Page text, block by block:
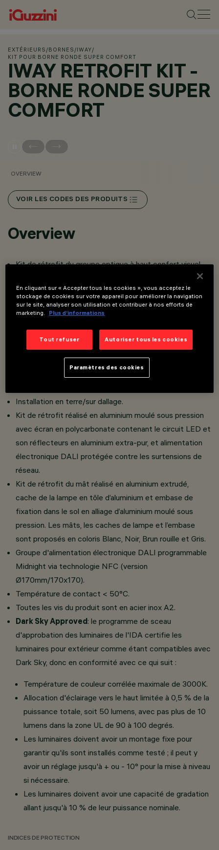
EXTÉRIEURS /BORNES /IWAY/
KIT POUR BORNE RONDE SUPER COMFORT
IWAY RETROFIT KIT -
BORNE RONDE SUPER
COMFORT
OVERVIEW
VOIR LES CODES DES PRODUITS
Overview
Kit de rétrofit du groupe optique à haut confort visuel
prévu pour l’utilisation de sources lumineuses à LED pour
borne iWay ronde aux fins de relamping d’installations
existantes à sources lumineuses à iodures métalliques ou
fluorescence.
Le Kit Rétrofit réduit les coûts d’énergie et d’entretien
de l’ancienne installation à iodures métalliques ou
fluorescence en permettant de réaliser des économies
Installation en terre/sur dallage.
Kit de rétrofit réalisé en aluminium moulé sous pression
avec écran en polycarbonate contenant le circuit LED et
son réflecteurs en aluminium extra-pur, et alimentation
électronique DALI protégée contre les surtensions de
réseau.
Kit de rétrofit du mât réalisé en aluminium extrudé,
cache de la lampe en tôle d’aluminium et embase de
fixation dans le sol en alliage d’aluminium moulé sous
pression. Les mâts, les caches de lampe et l’embase
sont proposés en coloris Blanc, Noir, Brun rouille et Gris.
Groupe d'alimentation électronique DALI programmable
Midnight via technologie NFC (version
Ø170mm/170x170).
Température de contact < 50°C.
Toutes les vis du produit sont en acier inox A2.
Dark Sky Approved: le programme de sceau
d'approbation des luminaires de l'IDA certifie les
luminaires pour extérieur comme étant compatibles avec
Dark Sky, donc en conformité avec ce qui suit :
Température de couleur corrélée maximale de 3000K.
Allocation d'éclairage vers le haut limitée à 0,5 % de la
puissance totale, soit 50 lumens, avec pas plus de 10
lumens dans la zone UL de 90 à 100 degrés.
Les luminaires doivent avoir un montage fixe pour
garantir qu'ils sont installés comme testé ; il peut y
avoir un réglage jusqu'à + ou - 10° pour la mise à niveau
si nécessaire.
Les luminaires doivent avoir une capacité de gradation
allant jusqu'à 10 % de leur puissance nominale.
INDICES DE PROTECTION
En cliquant sur « Accepter tous les cookies », vous acceptez le
stockage de cookies sur votre appareil pour améliorer la navigation
sur le site, analyser son utilisation et contribuer à nos efforts de
marketing.
Plus d’informations
Tout refuser Autoriser tous les cookies
Paramètres des cookies